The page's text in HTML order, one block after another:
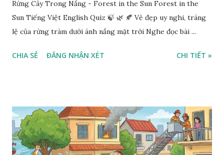
Rừng Cây Trong Nắng - Forest in the Sun Forest in the
Sun Tiếng Việt English Quiz 🍃 🌿 🍂 Vẻ đẹp uy nghi, tráng
lệ của rừng tràm dưới ánh nắng mặt trời Nghe đọc bài ...
CHIA SẺ ĐĂNG NHẬN XÉT CHI TIẾT »